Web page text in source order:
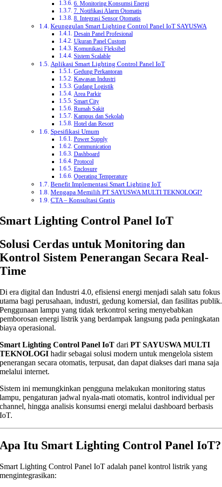
6. Monitoring Konsumsi Energi
7. Notifikasi Alarm Otomatis
8. Integrasi Sensor Otomatis
Keunggulan Smart Lighting Control Panel IoT SAYUSWA
Desain Panel Profesional
Ukuran Panel Custom
Komunikasi Fleksibel
Sistem Scalable
Aplikasi Smart Lighting Control Panel IoT
Gedung Perkantoran
Kawasan Industri
Gudang Logistik
Area Parkir
Smart City
Rumah Sakit
Kampus dan Sekolah
Hotel dan Resort
Spesifikasi Umum
Power Supply
Communication
Dashboard
Protocol
Enclosure
Operating Temperature
Benefit Implementasi Smart Lighting IoT
Mengapa Memilih PT SAYUSWA MULTI TEKNOLOGI?
CTA – Konsultasi Gratis
Smart Lighting Control Panel IoT
Solusi Cerdas untuk Monitoring dan
Kontrol Sistem Penerangan Secara Real-
Time
Di era digital dan Industri 4.0, efisiensi energi menjadi salah satu fokus
utama bagi perusahaan, industri, gedung komersial, dan fasilitas publik.
Penggunaan lampu yang tidak terkontrol sering menyebabkan
pemborosan energi listrik yang berdampak langsung pada peningkatan
biaya operasional.
Smart Lighting Control Panel IoT dariPT SAYUSWA MULTI
TEKNOLOGI hadir sebagai solusi modern untuk mengelola sistem
penerangan secara otomatis, terpusat, dan dapat diakses dari mana saja
melalui internet.
Sistem ini memungkinkan pengguna melakukan monitoring status
lampu, pengaturan jadwal nyala-mati otomatis, kontrol individual per
channel, hingga analisis konsumsi energi melalui dashboard berbasis
IoT.
Apa Itu Smart Lighting Control Panel IoT?
Smart Lighting Control Panel IoT adalah panel kontrol listrik yang
mengintegrasikan: